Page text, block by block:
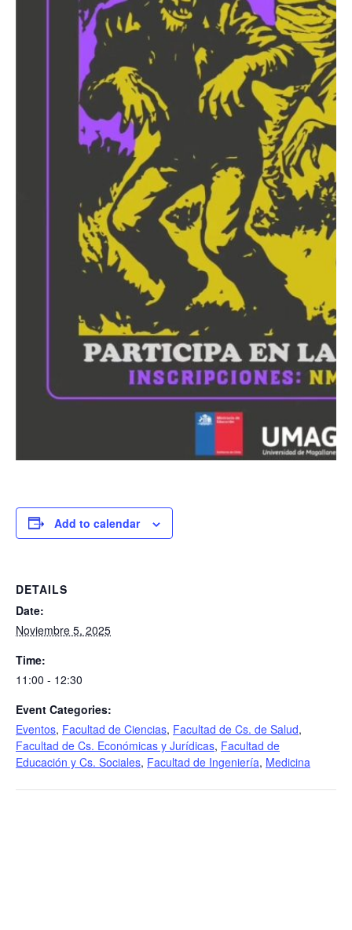
Add to calendar
DETAILS
Date:
Noviembre 5, 2025
Time:
11:00 - 12:30
Event Categories:
Eventos, Facultad de Ciencias, Facultad de Cs. de Salud,
Facultad de Cs. Económicas y Jurídicas, Facultad de
Educación y Cs. Sociales, Facultad de Ingeniería, Medicina